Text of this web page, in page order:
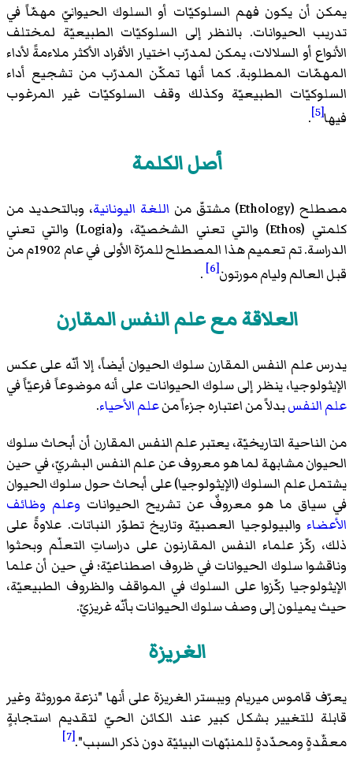
يمكن أن يكون فهم السلوكيّات أو السلوك الحيوانيّ مهمّاً في
تدريب الحيوانات. بالنظر إلى السلوكيّات الطبيعيّة لمختلف
الأنواع أو السلالات، يمكن لمدرّب اختيار الأفراد الأكثر ملاءمةً لأداء
المهمّات المطلوبة. كما أنها تمكّن المدرّب من تشجيع أداء
السلوكيّات الطبيعيّة وكذلك وقف السلوكيّات غير المرغوب
فيها[5]
.
أصل الكلمة
مصطلح (Ethology) مشتقّ من اللغة اليونانية، وبالتحديد من
كلمتي (Ethos) والتي تعني الشخصيّة، و(Logia) والتي تعني
الدراسة. تم تعميم هذا المصطلح للمرّة الأولى في عام 1902م من
قبل العالم وليام مورتون[6]
.
العلاقة مع علم النفس المقارن
يدرس علم النفس المقارن سلوك الحيوان أيضاً، إلا أنّه على عكس
الإيثولوجيا، ينظر إلى سلوك الحيوانات على أنه موضوعاً فرعيّاً في
علم النفسبدلاً من اعتباره جزءاً منعلم الأحياء.
من الناحية التاريخيّة، يعتبر علم النفس المقارن أن أبحاث سلوك
الحيوان مشابهة لما هو معروف عن علم النفس البشريّ، في حين
يشتمل علم السلوك (الإيثولوجيا) على أبحاث حول سلوك الحيوان
في سياق ما هو معروفٌ عن تشريح الحيوانات وعلم وظائف
الأعضاء والبيولوجيا العصبيّة وتاريخ تطوّر النباتات. علاوةً على
ذلك، ركّز علماء النفس المقارنون على دراساتِ التعلّم وبحثوا
وناقشوا سلوك الحيوانات في ظروف اصطناعيّة؛ في حين أن علما
الإيثولوجيا ركّزوا على السلوك في المواقف والظروف الطبيعيّة،
حيث يميلون إلى وصف سلوك الحيوانات بأنّه غريزيّ.
الغريزة
يعرّف قاموس ميريام ويبستر الغريزة على أنها "نزعة موروثة وغير
قابلة للتغيير بشكل كبير عند الكائن الحيّ لتقديم استجابةٍ
معقّدةٍ ومحدّدةٍ للمنبّهات البيئيّة دون ذكر السبب".[7]